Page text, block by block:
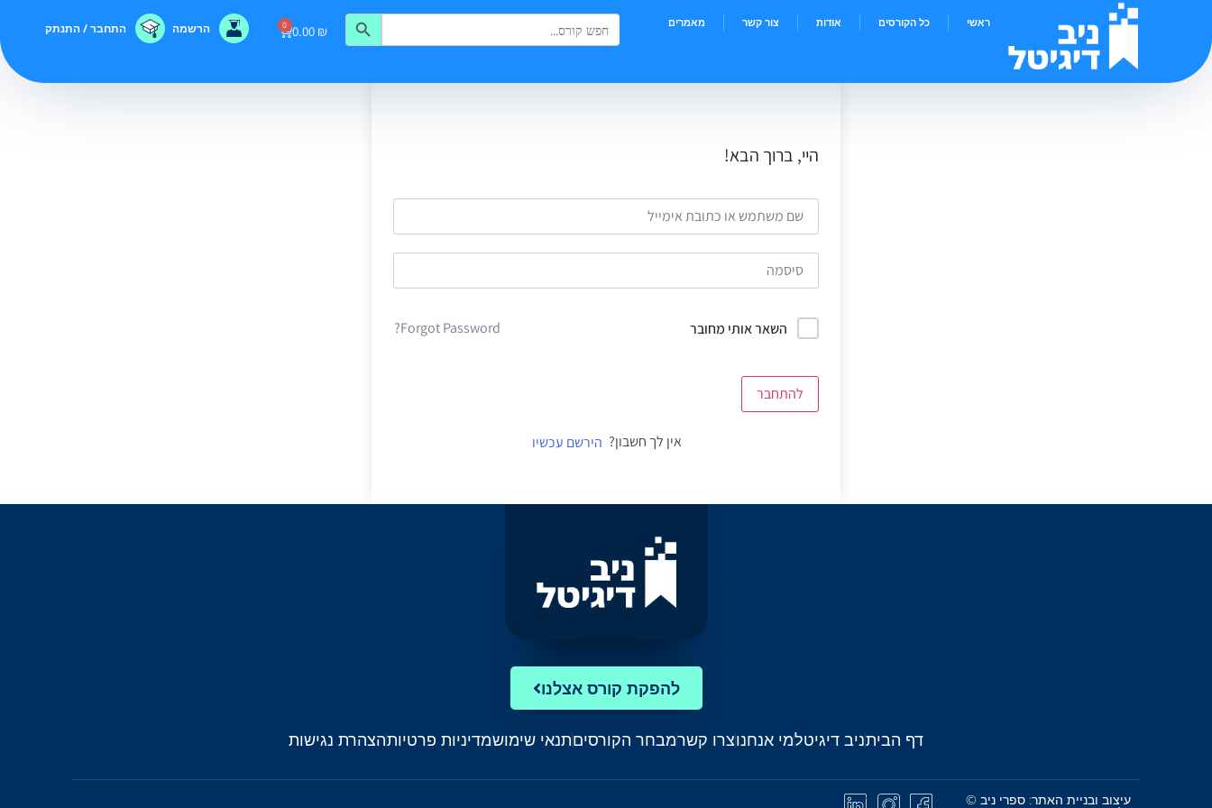
ראשי כל הקורסים אודות צור קשר מאמרים Search
for:
Search Button
0.00 ₪
0 הרשמה התחבר / התנתק
היי, ברוך הבא!
השאר אותי מחובר Forgot Password?
להתחבר
אין לך חשבון? הירשם עכשיו
להפקת קורס אצלנו
דף הביתניב דיגיטלמי אנחנוצרו קשרמבחר הקורסיםתנאי שימושמדיניות פרטיותהצהרת נגישות
עיצוב ובניית האתר: ספרי ניב ©